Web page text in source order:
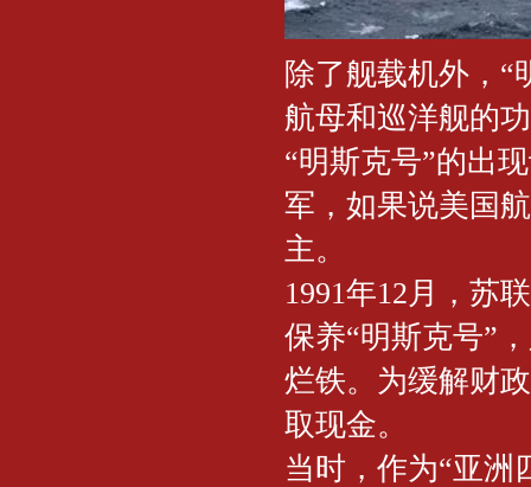
除了舰载机外，“
航母和巡洋舰的
“明斯克号”的出
军，如果说美国
主。
1991年12月，苏
保养“明斯克号”
烂铁。为缓解财
取现金。
当时，作为“亚洲